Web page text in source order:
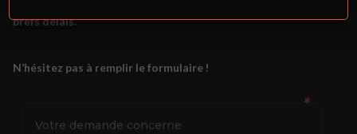
brefs délais.
N’hésitez pas à remplir le formulaire !
Votre demande concerne
✱